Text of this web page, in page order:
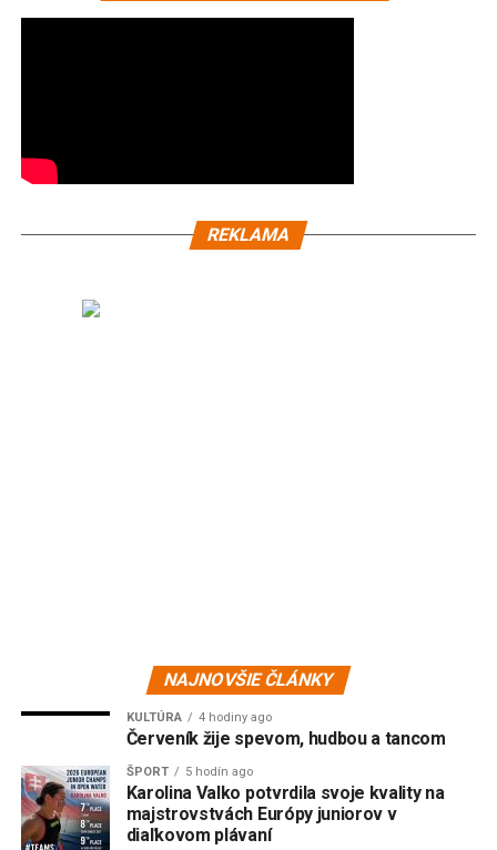
REKLAMA
NAJNOVŠIE ČLÁNKY
KULTÚRA 4 hodiny ago
Červeník žije spevom, hudbou a tancom
ŠPORT 5 hodín ago
Karolina Valko potvrdila svoje kvality na
majstrovstvách Európy juniorov v
diaľkovom plávaní